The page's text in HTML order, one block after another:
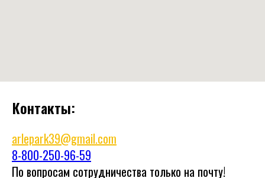
Контакты:
arlepark39@gmail.com
8-800-250-96-59
По вопросам сотрудничества только на почту!